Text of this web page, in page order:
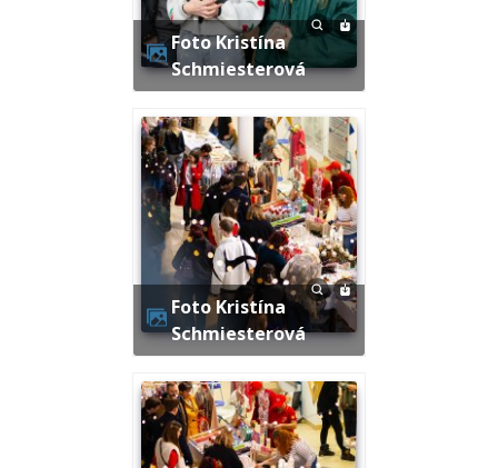
Foto Kristína
Schmiesterová
Foto Kristína
Schmiesterová